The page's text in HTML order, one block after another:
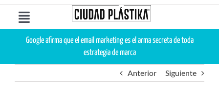
contenido
Toggle
Navigation
Ciudad Plástika®
Google afirma que el email marketing es el arma secreta de toda
estrategia de marca
Anterior Siguiente